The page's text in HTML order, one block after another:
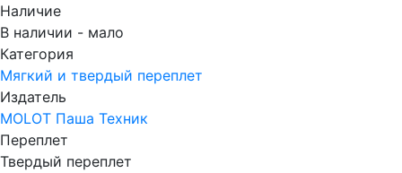
Наличие
В наличии - мало
Категория
Мягкий и твердый переплет
Издатель
MOLOT Паша Техник
Переплет
Твердый переплет